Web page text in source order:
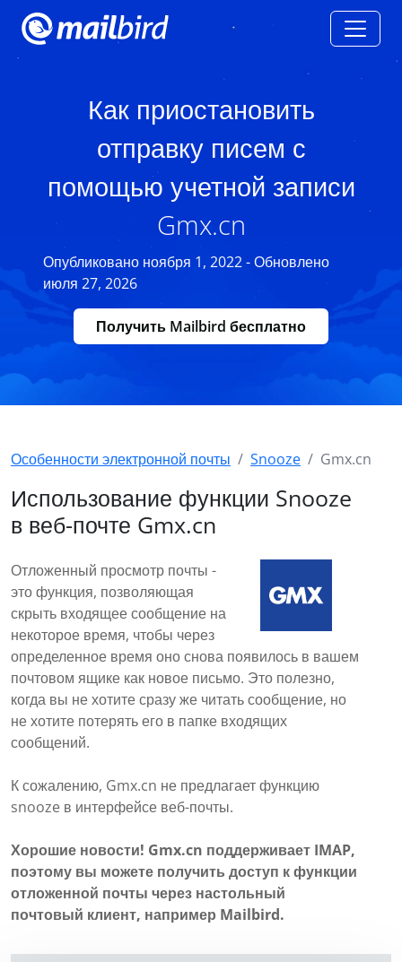
Как приостановить
отправку писем с
помощью учетной записи
Gmx.cn
Опубликовано ноября 1, 2022 - Обновлено
июля 27, 2026
Получить Mailbird бесплатно
Особенности электронной почты Snooze Gmx.cn
Использование функции Snooze
в веб-почте Gmx.cn
Отложенный просмотр почты -
это функция, позволяющая
скрыть входящее сообщение на
некоторое время, чтобы через
определенное время оно снова появилось в вашем
почтовом ящике как новое письмо. Это полезно,
когда вы не хотите сразу же читать сообщение, но
не хотите потерять его в папке входящих
сообщений.
К сожалению, Gmx.cn не предлагает функцию
snooze в интерфейсе веб-почты.
Хорошие новости! Gmx.cn поддерживает IMAP,
поэтому вы можете получить доступ к функции
отложенной почты через настольный
почтовый клиент, например Mailbird.